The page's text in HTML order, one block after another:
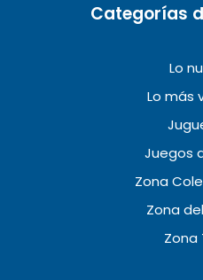
Categorías
Lo
Lo más
Juegos
Zona
Zona
Zona